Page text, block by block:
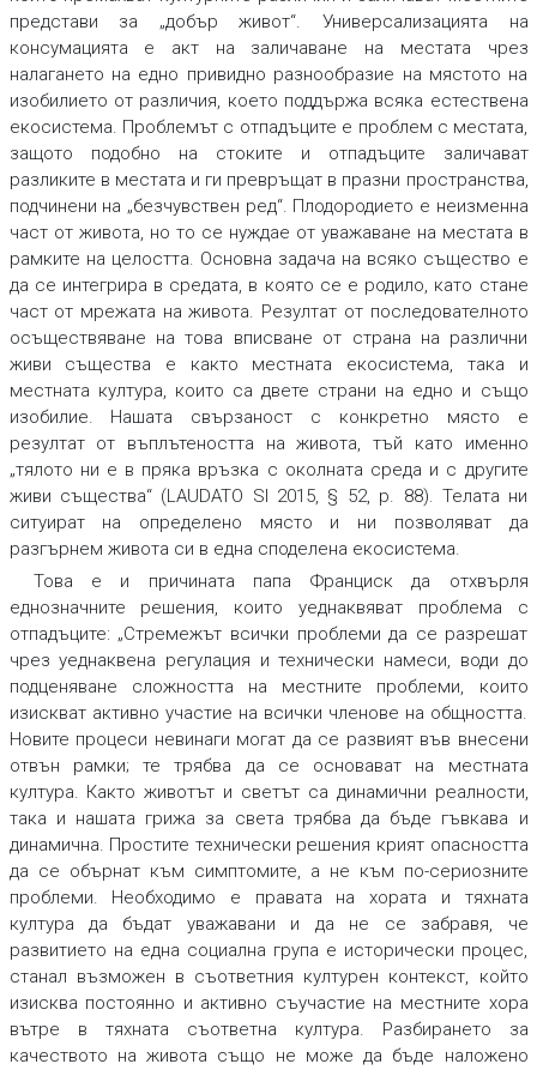
представи за „добър живот“. Универсализацията на
консумацията е акт на заличаване на местата чрез
налагането на едно привидно разнообразие на мястото на
изобилието от различия, което поддържа всяка естествена
екосистема. Проблемът с отпадъците е проблем с местата,
защото подобно на стоките и отпадъците заличават
разликите в местата и ги превръщат в празни пространства,
подчинени на „безчувствен ред“. Плодородието е неизменна
част от живота, но то се нуждае от уважаване на местата в
рамките на целостта. Основна задача на всяко същество е
да се интегрира в средата, в която се е родило, като стане
част от мрежата на живота. Резултат от последователното
осъществяване на това вписване от страна на различни
живи същества е както местната екосистема, така и
местната култура, които са двете страни на едно и също
изобилие. Нашата свързаност с конкретно място е
резултат от въплътеността на живота, тъй като именно
„тялото ни е в пряка връзка с околната среда и с другите
живи същества“ (LAUDATO SI 2015, § 52, p. 88). Телата ни
ситуират на определено място и ни позволяват да
разгърнем живота си в една споделена екосистема.
Това е и причината папа Франциск да отхвърля
еднозначните решения, които уеднаквяват проблема с
отпадъците: „Стремежът всички проблеми да се разрешат
чрез уеднаквена регулация и технически намеси, води до
подценяване сложността на местните проблеми, които
изискват активно участие на всички членове на общността.
Новите процеси невинаги могат да се развият във внесени
отвън рамки; те трябва да се основават на местната
култура. Както животът и светът са динамични реалности,
така и нашата грижа за света трябва да бъде гъвкава и
динамична. Простите технически решения крият опасността
да се обърнат към симптомите, а не към по-сериозните
проблеми. Необходимо е правата на хората и тяхната
култура да бъдат уважавани и да не се забравя, че
развитието на една социална група е исторически процес,
станал възможен в съответния културен контекст, който
изисква постоянно и активно съучастие на местните хора
вътре в тяхната съответна култура. Разбирането за
качеството на живота също не може да бъде наложено